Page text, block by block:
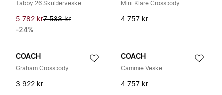
Tabby 26 Skulderveske
5 782 kr7 583 kr
-24%
Mini Klare Crossbody
4 757 kr
COACH
Graham Crossbody
3 922 kr
COACH
Cammie Veske
4 757 kr